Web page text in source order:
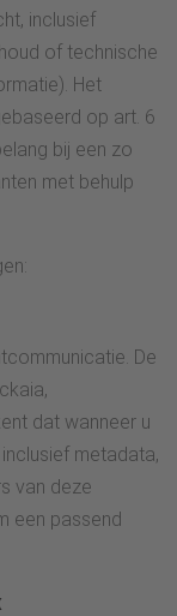
inclusief
of technische
Het
op art. 6
bij een zo
met behulp
De
dat wanneer u
metadata,
van deze
een passend